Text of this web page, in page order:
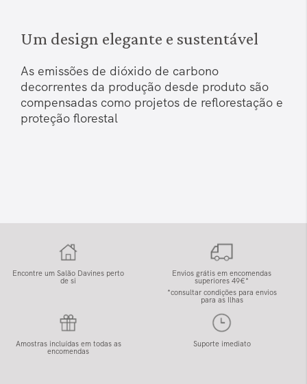
Um design elegante e sustentável
As emissões de dióxido de carbono
decorrentes da produção desde produto são
compensadas como projetos de reflorestação e
proteção florestal
Encontre um Salão Davines perto
de si
Envios grátis em encomendas
superiores 49€*
*consultar condições para envios
para as Ilhas
Amostras incluídas em todas as
encomendas
Suporte imediato